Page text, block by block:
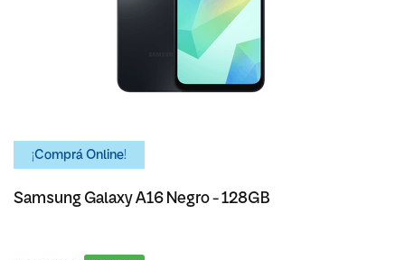
¡Comprá Online!
Samsung Galaxy A16 Negro - 128GB